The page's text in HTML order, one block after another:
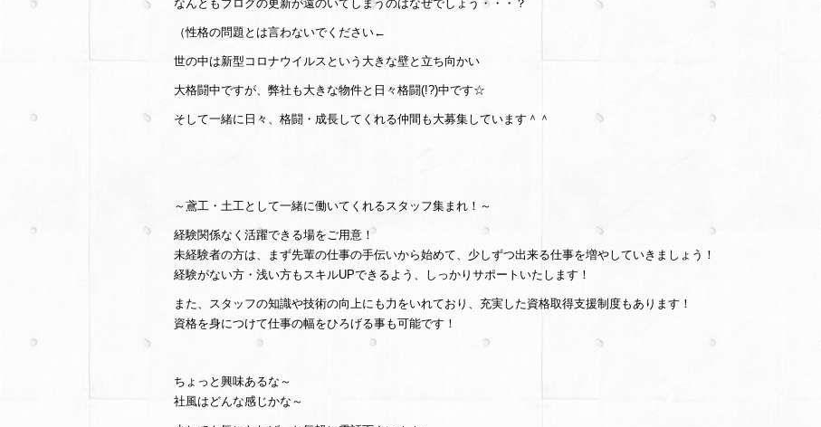
なんともブログの更新が遠のいてしまうのはなぜでしょう・・・？
（性格の問題とは言わないでください←
世の中は新型コロナウイルスという大きな壁と立ち向かい
大格闘中ですが、弊社も大きな物件と日々格闘(!?)中です☆
そして一緒に日々、格闘・成長してくれる仲間も大募集しています＾＾
～鳶工・土工として一緒に働いてくれるスタッフ集まれ！～
経験関係なく活躍できる場をご用意！
未経験者の方は、まず先輩の仕事の手伝いから始めて、少しずつ出来る仕事を増やしていきましょう！
経験がない方・浅い方もスキルUPできるよう、しっかりサポートいたします！
また、スタッフの知識や技術の向上にも力をいれており、充実した資格取得支援制度もあります！
資格を身につけて仕事の幅をひろげる事も可能です！
ちょっと興味あるな～
社風はどんな感じかな～